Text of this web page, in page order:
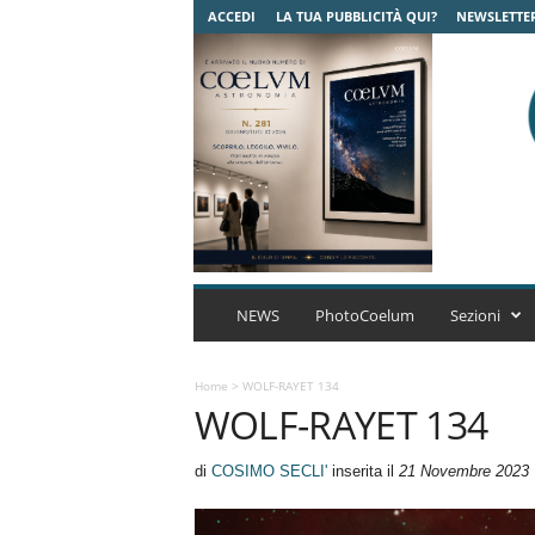
ACCEDI LA TUA PUBBLICITÀ QUI?
C
m
r
NEWS PhotoCoelum Sezioni
Home > WOLF-RAYET 134
WOLF-RAYET 134
di COSIMO SECLI'inserita il 21 Novembre 2023